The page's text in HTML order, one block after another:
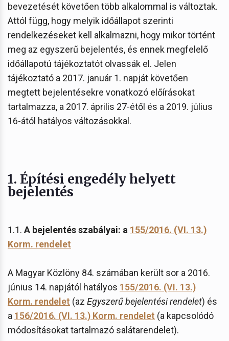
bevezetését követően több alkalommal is változtak.
Attól függ, hogy melyik időállapot szerinti
rendelkezéseket kell alkalmazni, hogy mikor történt
meg az egyszerű bejelentés, és ennek megfelelő
időállapotú tájékoztatót olvassák el. Jelen
tájékoztató a 2017. január 1. napját követően
megtett bejelentésekre vonatkozó előírásokat
tartalmazza, a 2017. április 27-étől és a 2019. július
16-ától hatályos változásokkal.
1. Építési engedély helyett
bejelentés
1.1. A bejelentés szabályai: a 155/2016. (VI. 13.)
Korm. rendelet
A Magyar Közlöny 84. számában került sor a 2016.
június 14. napjától hatályos 155/2016. (VI. 13.)
Korm. rendelet (az Egyszerű bejelentési rendelet) és
a 156/2016. (VI. 13.) Korm. rendelet (a kapcsolódó
módosításokat tartalmazó salátarendelet).